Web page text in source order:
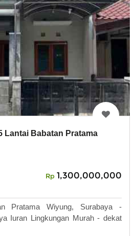
Lantai Babatan Pratama
Rp 1,300,000,000
Pratama Wiyung, Surabaya -
Iuran Lingkungan Murah - dekat